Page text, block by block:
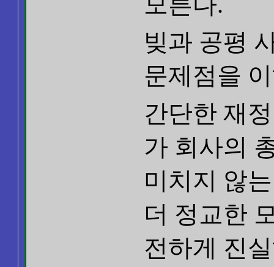
빚과 공평
문제점을
간단한 재
가 회사의
미치지 않
더 정교한
전하게 진